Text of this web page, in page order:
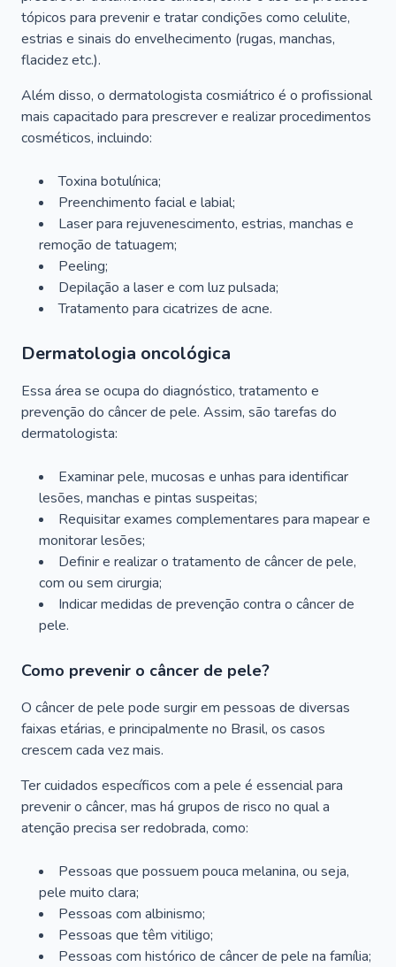
tópicos para prevenir e tratar condições como celulite,
estrias e sinais do envelhecimento (rugas, manchas,
flacidez etc.).
Além disso, o dermatologista cosmiátrico é o profissional
mais capacitado para prescrever e realizar procedimentos
cosméticos, incluindo:
Toxina botulínica;
Preenchimento facial e labial;
Laser para rejuvenescimento, estrias, manchas e
remoção de tatuagem;
Peeling;
Depilação a laser e com luz pulsada;
Tratamento para cicatrizes de acne.
Dermatologia oncológica
Essa área se ocupa do diagnóstico, tratamento e
prevenção do câncer de pele. Assim, são tarefas do
dermatologista:
Examinar pele, mucosas e unhas para identificar
lesões, manchas e pintas suspeitas;
Requisitar exames complementares para mapear e
monitorar lesões;
Definir e realizar o tratamento de câncer de pele,
com ou sem cirurgia;
Indicar medidas de prevenção contra o câncer de
pele.
Como prevenir o câncer de pele?
O câncer de pele pode surgir em pessoas de diversas
faixas etárias, e principalmente no Brasil, os casos
crescem cada vez mais.
Ter cuidados específicos com a pele é essencial para
prevenir o câncer, mas há grupos de risco no qual a
atenção precisa ser redobrada, como:
Pessoas que possuem pouca melanina, ou seja,
pele muito clara;
Pessoas com albinismo;
Pessoas que têm vitiligo;
Pessoas com histórico de câncer de pele na família;